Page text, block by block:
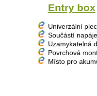
Entry box
Univerzální
Součástí
Uzamykatelná
Povrchová
Místo pro